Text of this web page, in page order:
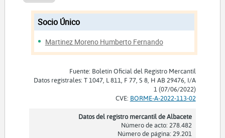
Socio Único
Martinez Moreno Humberto Fernando
Fuente: Boletín Oficial del Registro Mercantil
Datos registrales: T 1047, L 811, F 77, S 8, H AB 29476, I/A
1 (07/06/2022)
CVE: BORME-A-2022-113-02
Datos del registro mercantil de Albacete
Número de acto: 278.482
Número de página: 29.201